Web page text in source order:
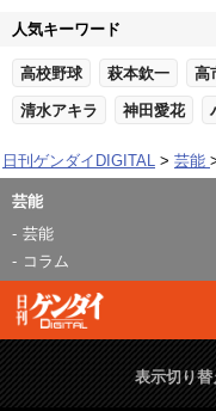
人気キーワード
高校野球 萩本欽一 高
清水アキラ 神田愛花
日刊ゲンダイDIGITAL 芸能
芸能
芸能
コラム
表示切り替